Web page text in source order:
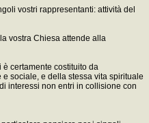
vostri rappresentanti: attività del
vostra Chiesa attende alla
certamente costituito da
sociale, e della stessa vita spirituale
interessi non entri in collisione con